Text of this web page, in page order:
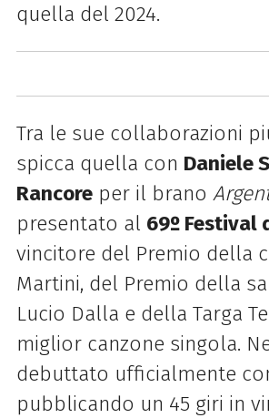
quella del 2024.
Tra le sue collaborazioni
spicca quella con Daniele
Rancoreper il brano
presentato al 69º Festival
vincitore del Premio della
Martini, del Premio della
Lucio Dalla e della Targa
miglior canzone singola.
debuttato ufficialmente
pubblicando un 45 giri in